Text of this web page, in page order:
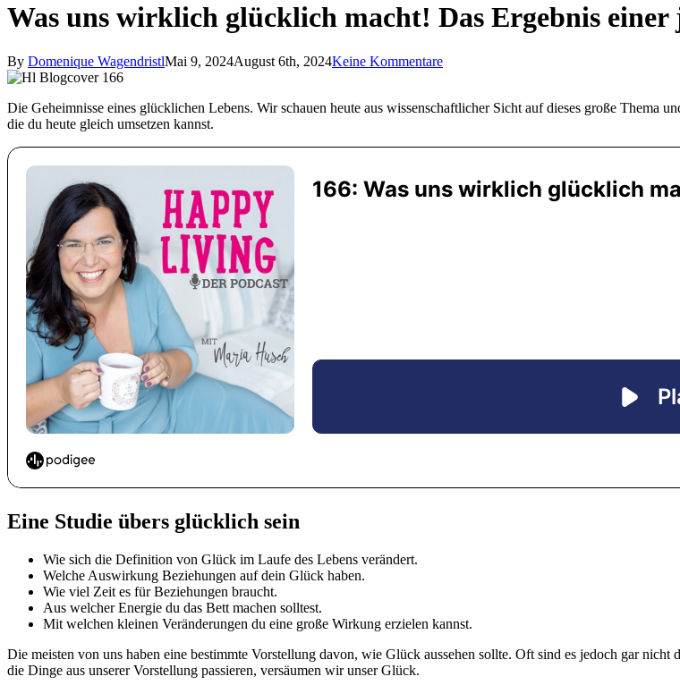
Was uns wirklich glücklich macht! Das Ergebnis einer
By Domenique WagendristlMai 9, 2024August 6th, 2024Keine Kommentare
Die Geheimnisse eines glücklichen Lebens. Wir schauen heute aus wissenschaftlicher Sicht auf dieses große Thema
die du heute gleich umsetzen kannst.
Eine Studie übers glücklich sein
Wie sich die Definition von Glück im Laufe des Lebens verändert.
Welche Auswirkung Beziehungen auf dein Glück haben.
Wie viel Zeit es für Beziehungen braucht.
Aus welcher Energie du das Bett machen solltest.
Mit welchen kleinen Veränderungen du eine große Wirkung erzielen kannst.
Die meisten von uns haben eine bestimmte Vorstellung davon, wie Glück aussehen sollte. Oft sind es jedoch gar
die Dinge aus unserer Vorstellung passieren, versäumen wir unser Glück.